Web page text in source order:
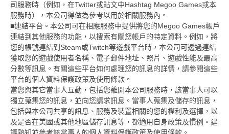
司服務時（例如，在Twitter或貼文中Hashtag Megoo Games或本
服務時），本公司得做為參考以用於相關服務內。
■連結平台。本公司可在相應服務中提供將您的Megoo Games帳戶
連結到其他服務的功能，以搜索有關您帳戶的特定資料。例如，將
您的帳號連結到Steam或Twitch等遊戲平台時，本公司可透過連結
獲取您的遊戲使用者名稱、電子郵件地址、照片、遊戲性能及最高
分數等訊息。有關這些平台如何處理您的訊息的詳情，請參閱這些
平台的個人資料保護政策及使用條款。
當您與其它當事人互動，包括您離開本公司服務時，該當事人可以
獨立蒐集您的訊息，並向您請求訊息。當事人蒐集及儲存的訊息，
包括與本公司共享的訊息、服務及裝置相關的您的權利及選擇，以
及是否在美國或其他地區儲存訊息等，都適用自身政策及慣例。建